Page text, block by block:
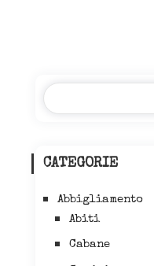
CATEGORIE
Abbigliamento
Abiti
Cabane